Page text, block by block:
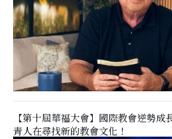
【第十屆華福大會】國際教會逆勢成
青人在尋找新的教會文化！